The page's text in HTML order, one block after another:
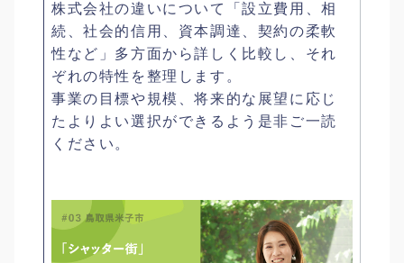
株式会社の違いについて「設立費用、相
続、社会的信用、資本調達、契約の柔軟
性など」多方面から詳しく比較し、それ
ぞれの特性を整理します。
事業の目標や規模、将来的な展望に応じ
たよりよい選択ができるよう是非ご一読
ください。